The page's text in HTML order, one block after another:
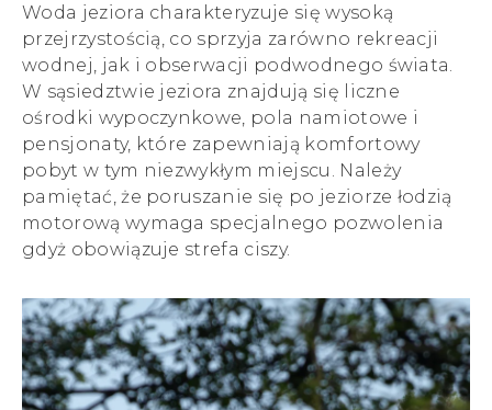
Woda jeziora charakteryzuje się wysoką
przejrzystością, co sprzyja zarówno rekreacji
wodnej, jak i obserwacji podwodnego świata.
W sąsiedztwie jeziora znajdują się liczne
ośrodki wypoczynkowe, pola namiotowe i
pensjonaty, które zapewniają komfortowy
pobyt w tym niezwykłym miejscu. Należy
pamiętać, że poruszanie się po jeziorze łodzią
motorową wymaga specjalnego pozwolenia
gdyż obowiązuje strefa ciszy.